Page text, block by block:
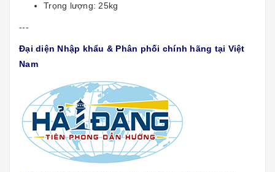
Trọng lượng: 25kg
---
Đại diện Nhập khẩu & Phân phối chính hãng tại Việt
Nam